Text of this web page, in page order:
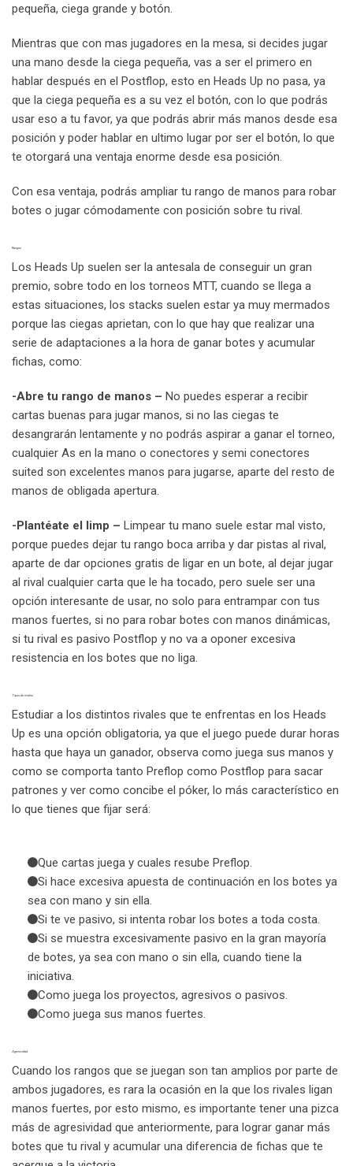
pequeña, ciega grande y botón.
Mientras que con mas jugadores en la mesa, si decides jugar
una mano desde la ciega pequeña, vas a ser el primero en
hablar después en el Postflop, esto en Heads Up no pasa, ya
que la ciega pequeña es a su vez el botón, con lo que podrás
usar eso a tu favor, ya que podrás abrir más manos desde esa
posición y poder hablar en ultimo lugar por ser el botón, lo que
te otorgará una ventaja enorme desde esa posición.
Con esa ventaja, podrás ampliar tu rango de manos para robar
botes o jugar cómodamente con posición sobre tu rival.
Rangos
Los Heads Up suelen ser la antesala de conseguir un gran
premio, sobre todo en los torneos MTT, cuando se llega a
estas situaciones, los stacks suelen estar ya muy mermados
porque las ciegas aprietan, con lo que hay que realizar una
serie de adaptaciones a la hora de ganar botes y acumular
fichas, como:
-Abre tu rango de manos – No puedes esperar a recibir
cartas buenas para jugar manos, si no las ciegas te
desangrarán lentamente y no podrás aspirar a ganar el torneo,
cualquier As en la mano o conectores y semi conectores
suited son excelentes manos para jugarse, aparte del resto de
manos de obligada apertura.
-Plantéate el limp – Limpear tu mano suele estar mal visto,
porque puedes dejar tu rango boca arriba y dar pistas al rival,
aparte de dar opciones gratis de ligar en un bote, al dejar jugar
al rival cualquier carta que le ha tocado, pero suele ser una
opción interesante de usar, no solo para entrampar con tus
manos fuertes, si no para robar botes con manos dinámicas,
si tu rival es pasivo Postflop y no va a oponer excesiva
resistencia en los botes que no liga.
Tipos de rivales
Estudiar a los distintos rivales que te enfrentas en los Heads
Up es una opción obligatoria, ya que el juego puede durar horas
hasta que haya un ganador, observa como juega sus manos y
como se comporta tanto Preflop como Postflop para sacar
patrones y ver como concibe el póker, lo más característico en
lo que tienes que fijar será:
Que cartas juega y cuales resube Preflop.
Si hace excesiva apuesta de continuación en los botes ya
sea con mano y sin ella.
Si te ve pasivo, si intenta robar los botes a toda costa.
Si se muestra excesivamente pasivo en la gran mayoría
de botes, ya sea con mano o sin ella, cuando tiene la
iniciativa.
Como juega los proyectos, agresivos o pasivos.
Como juega sus manos fuertes.
Agresividad
Cuando los rangos que se juegan son tan amplios por parte de
ambos jugadores, es rara la ocasión en la que los rivales ligan
manos fuertes, por esto mismo, es importante tener una pizca
más de agresividad que anteriormente, para lograr ganar más
botes que tu rival y acumular una diferencia de fichas que te